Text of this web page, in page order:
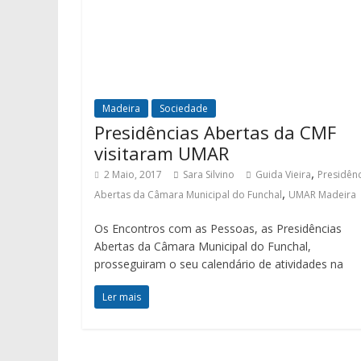
Madeira Sociedade
Presidências Abertas da CMF
visitaram UMAR
2 Maio, 2017 Sara Silvino Guida Vieira,
Abertas da Câmara Municipal do Funchal, UMAR Madeira
Os Encontros com as Pessoas, as Presidências
Abertas da Câmara Municipal do Funchal,
prosseguiram o seu calendário de atividades na
Ler mais